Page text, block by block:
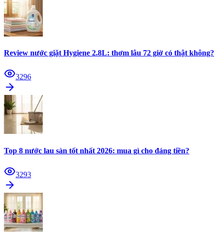
Review nước giặt Hygiene 2.8L: thơm lâu 72 giờ có thật không?
3296
Top 8 nước lau sàn tốt nhất 2026: mua gì cho đáng tiền?
3293